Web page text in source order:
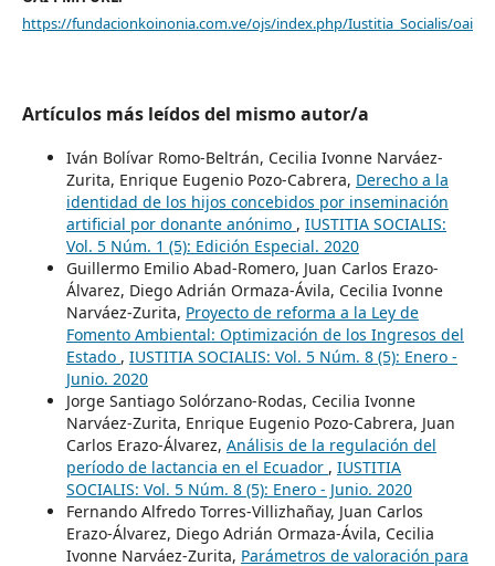
https://fundacionkoinonia.com.ve/ojs/index.php/Iustitia_Socialis/oai
Artículos más leídos del mismo autor/a
Iván Bolívar Romo-Beltrán, Cecilia Ivonne Narváez-
Zurita, Enrique Eugenio Pozo-Cabrera, Derecho a la
identidad de los hijos concebidos por inseminación
artificial por donante anónimo , IUSTITIA SOCIALIS:
Vol. 5 Núm. 1 (5): Edición Especial. 2020
Guillermo Emilio Abad-Romero, Juan Carlos Erazo-
Álvarez, Diego Adrián Ormaza-Ávila, Cecilia Ivonne
Narváez-Zurita, Proyecto de reforma a la Ley de
Fomento Ambiental: Optimización de los Ingresos del
Estado , IUSTITIA SOCIALIS: Vol. 5 Núm. 8 (5): Enero -
Junio. 2020
Jorge Santiago Solórzano-Rodas, Cecilia Ivonne
Narváez-Zurita, Enrique Eugenio Pozo-Cabrera, Juan
Carlos Erazo-Álvarez, Análisis de la regulación del
período de lactancia en el Ecuador , IUSTITIA
SOCIALIS: Vol. 5 Núm. 8 (5): Enero - Junio. 2020
Fernando Alfredo Torres-Villizhañay, Juan Carlos
Erazo-Álvarez, Diego Adrián Ormaza-Ávila, Cecilia
Ivonne Narváez-Zurita, Parámetros de valoración para